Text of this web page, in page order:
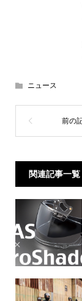
ニュース
関連記事一覧